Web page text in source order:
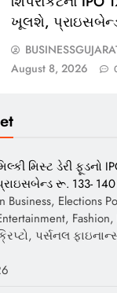
ખૂલશે,
August 8, 2026
મિસ્ટ ડેરી
રૂ. 133- 140
Business, Elections
પર્સનલ